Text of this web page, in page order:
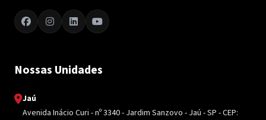
Nossas Unidades
Jaú
Avenida Inácio Curi - nº 3340 - Jardim Sanzovo - Jaú - SP - CEP: